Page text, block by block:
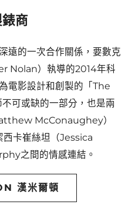
商
遠的一次合作關係，要數克
Nolan）執導的2014年科
電影設計和創製的「The
可或缺的一部分，也是兩
McConaughey）
卡崔絲坦（Jessica
之間的情感連結。
漢米爾頓